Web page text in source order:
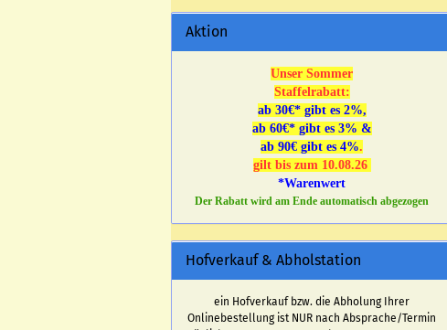
Aktion
Unser Sommer
Staffelrabatt:
ab 30€* gibt es 2%,
ab 60€* gibt es 3% &
ab 90€ gibt es 4%.
gilt bis zum 10.08.26
*Warenwert
Der Rabatt wird am Ende automatisch abgezogen
Hofverkauf & Abholstation
ein Hofverkauf bzw. die Abholung Ihrer
Onlinebestellung ist NUR nach Absprache/Termin